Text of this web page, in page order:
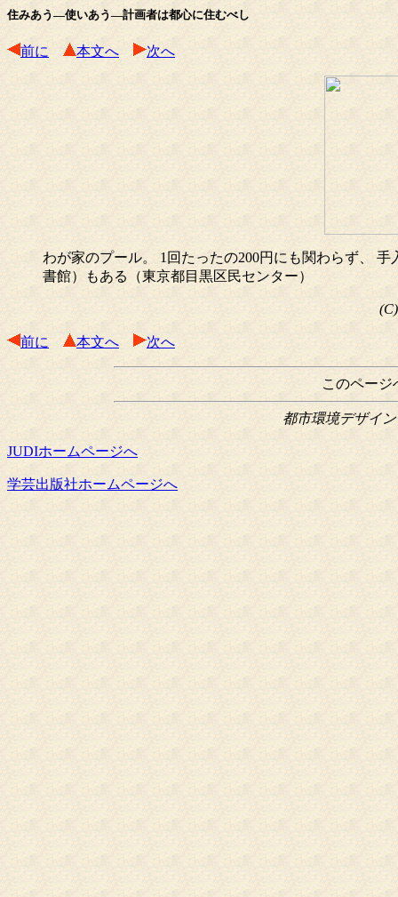
住みあう―使いあう―計画者は都心に住むべし
前に 本文へ 次へ
わが家のプール。 1回たったの200円にも関わらず、
書館）もある（東京都目黒区民センター）
前に 本文へ 次へ
このページ
都市環境デザイ
JUDIホームページへ
学芸出版社ホームページへ